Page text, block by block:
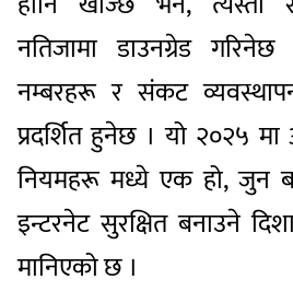
नतिजामा डाउनग्रेड
नम्बरहरू र संकट
प्रदर्शित हुनेछ । यो २०२५
नियमहरू मध्ये एक हो, जुन
इन्टरनेट सुरक्षित बनाउने
मानिएको छ ।